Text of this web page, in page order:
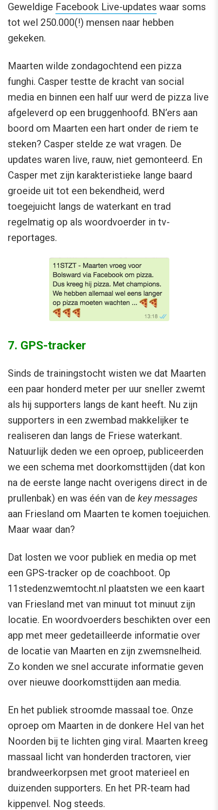
Geweldige Facebook Live-updates waar soms
tot wel 250.000(!) mensen naar hebben
gekeken.
Maarten wilde zondagochtend een pizza
funghi. Casper testte de kracht van social
media en binnen een half uur werd de pizza live
afgeleverd op een bruggenhoofd. BN’ers aan
boord om Maarten een hart onder de riem te
steken? Casper stelde ze wat vragen. De
updates waren live, rauw, niet gemonteerd. En
Casper met zijn karakteristieke lange baard
groeide uit tot een bekendheid, werd
toegejuicht langs de waterkant en trad
regelmatig op als woordvoerder in tv-
reportages.
7. GPS-tracker
Sinds de trainingstocht wisten we dat Maarten
een paar honderd meter per uur sneller zwemt
als hij supporters langs de kant heeft. Nu zijn
supporters in een zwembad makkelijker te
realiseren dan langs de Friese waterkant.
Natuurlijk deden we een oproep, publiceerden
we een schema met doorkomsttijden (dat kon
na de eerste lange nacht overigens direct in de
prullenbak) en was één van de key messages
aan Friesland om Maarten te komen toejuichen.
Maar waar dan?
Dat losten we voor publiek en media op met
een GPS-tracker op de coachboot. Op
11stedenzwemtocht.nl plaatsten we een kaart
van Friesland met van minuut tot minuut zijn
locatie. En woordvoerders beschikten over een
app met meer gedetailleerde informatie over
de locatie van Maarten en zijn zwemsnelheid.
Zo konden we snel accurate informatie geven
over nieuwe doorkomsttijden aan media.
En het publiek stroomde massaal toe. Onze
oproep om Maarten in de donkere Hel van het
Noorden bij te lichten ging viral. Maarten kreeg
massaal licht van honderden tractoren, vier
brandweerkorpsen met groot materieel en
duizenden supporters. En het PR-team had
kippenvel. Nog steeds.